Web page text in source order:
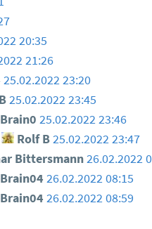
20:35
21:26
25.02.2022 23:20
25.02.2022 23:45
25.02.2022 23:46
Rolf B25.02.2022 23:47
Bittersmann 26.02.2022
26.02.2022 08:15
26.02.2022 08:59